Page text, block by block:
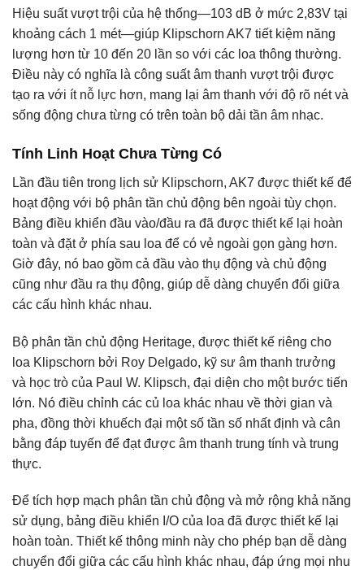
Hiệu suất vượt trội của hệ thống—103 dB ở mức 2,83V tại
khoảng cách 1 mét—giúp Klipschorn AK7 tiết kiệm năng
lượng hơn từ 10 đến 20 lần so với các loa thông thường.
Điều này có nghĩa là công suất âm thanh vượt trội được
tạo ra với ít nỗ lực hơn, mang lại âm thanh với độ rõ nét và
sống động chưa từng có trên toàn bộ dải tần âm nhạc.
Tính Linh Hoạt Chưa Từng Có
Lần đầu tiên trong lịch sử Klipschorn, AK7 được thiết kế để
hoạt động với bộ phân tần chủ động bên ngoài tùy chọn.
Bảng điều khiển đầu vào/đầu ra đã được thiết kế lại hoàn
toàn và đặt ở phía sau loa để có vẻ ngoài gọn gàng hơn.
Giờ đây, nó bao gồm cả đầu vào thụ động và chủ động
cũng như đầu ra thụ động, giúp dễ dàng chuyển đổi giữa
các cấu hình khác nhau.
Bộ phân tần chủ động Heritage, được thiết kế riêng cho
loa Klipschorn bởi Roy Delgado, kỹ sư âm thanh trưởng
và học trò của Paul W. Klipsch, đại diện cho một bước tiến
lớn. Nó điều chỉnh các củ loa khác nhau về thời gian và
pha, đồng thời khuếch đại một số tần số nhất định và cân
bằng đáp tuyến để đạt được âm thanh trung tính và trung
thực.
Để tích hợp mạch phân tần chủ động và mở rộng khả năng
sử dụng, bảng điều khiển I/O của loa đã được thiết kế lại
hoàn toàn. Thiết kế thông minh này cho phép bạn dễ dàng
chuyển đổi giữa các cấu hình khác nhau, đáp ứng mọi nhu